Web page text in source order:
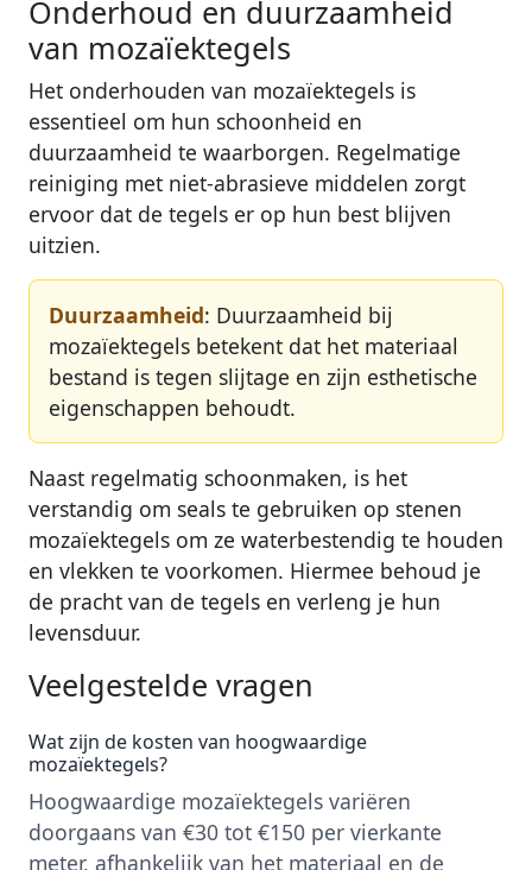
Onderhoud en duurzaamheid
van mozaïektegels
Het onderhouden van mozaïektegels is
essentieel om hun schoonheid en
duurzaamheid te waarborgen. Regelmatige
reiniging met niet-abrasieve middelen zorgt
ervoor dat de tegels er op hun best blijven
uitzien.
Duurzaamheid: Duurzaamheid bij
mozaïektegels betekent dat het materiaal
bestand is tegen slijtage en zijn esthetische
eigenschappen behoudt.
Naast regelmatig schoonmaken, is het
verstandig om seals te gebruiken op stenen
mozaïektegels om ze waterbestendig te houden
en vlekken te voorkomen. Hiermee behoud je
de pracht van de tegels en verleng je hun
levensduur.
Veelgestelde vragen
Wat zijn de kosten van hoogwaardige
mozaïektegels?
Hoogwaardige mozaïektegels variëren
doorgaans van €30 tot €150 per vierkante
meter, afhankelijk van het materiaal en de